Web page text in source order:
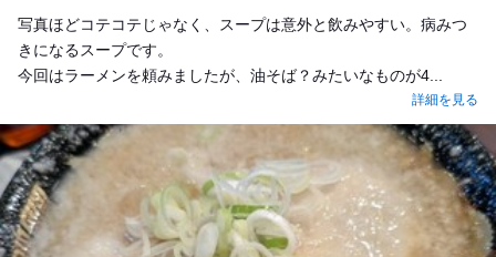
写真ほどコテコテじゃなく、スープは意外と飲みやすい。病みつ
きになるスープです。
今回はラーメンを頼みましたが、油そば？みたいなものが4...
詳細を見る